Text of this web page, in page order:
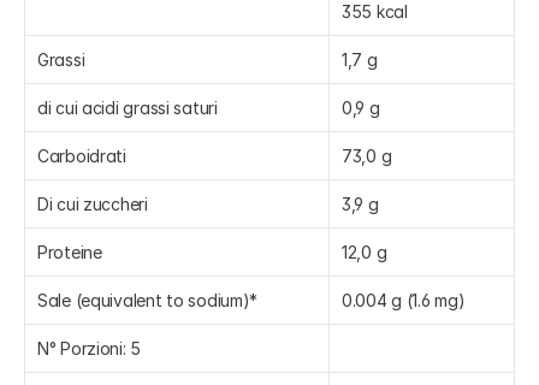
355 kcal
Grassi 1,7 g
di cui acidi grassi saturi 0,9 g
Carboidrati 73,0 g
Di cui zuccheri 3,9 g
Proteine 12,0 g
Sale (equivalent to sodium)* 0.004 g (1.6 mg)
N° Porzioni: 5